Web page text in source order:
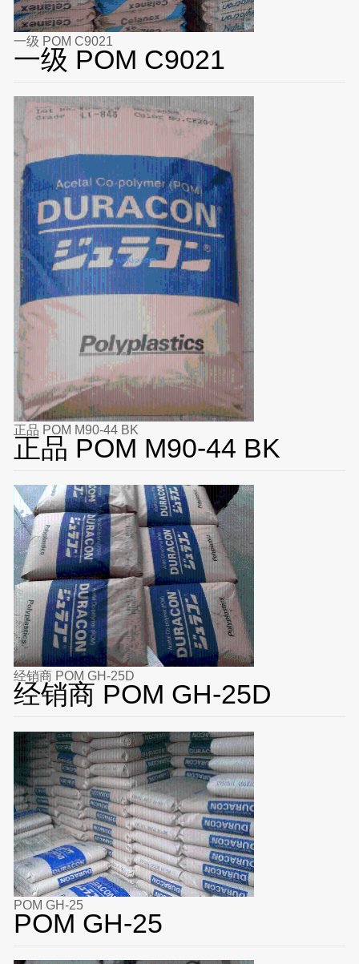
一级 POM C9021
一级 POM C9021
正品 POM M90-44 BK
正品 POM M90-44 BK
经销商 POM GH-25D
经销商 POM GH-25D
POM GH-25
POM GH-25